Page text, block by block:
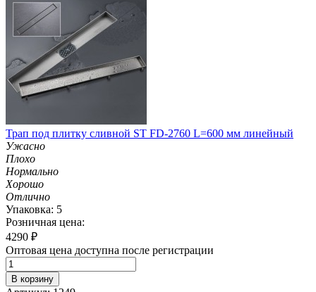
Трап под плитку сливной ST FD-2760 L=600 мм линейный
Ужасно
Плохо
Нормально
Хорошо
Отлично
Упаковка: 5
Розничная цена:
4290 ₽
Оптовая цена доступна после регистрации
В корзину